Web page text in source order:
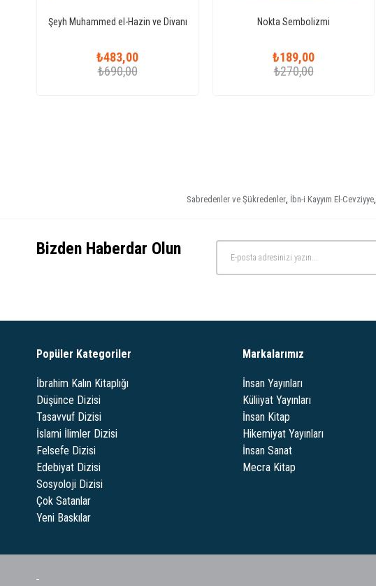
Şeyh Muhammed el-Hazin ve Divanı
₺483,00
₺690,00
Nokta Sembolizmi
₺189,00
₺270,00
Sabredenler ve Şükredenler, İbn-i Kayyım El-Cevziyye,
Bizden Haberdar Olun
Popüler Kategoriler
İbrahim Kalın Kitaplığı
Düşünce Dizisi
Tasavvuf Dizisi
İslami İlimler Dizisi
Felsefe Dizisi
Edebiyat Dizisi
Sosyoloji Dizisi
Çok Satanlar
Yeni Baskılar
Markalarımız
İnsan Yayınları
Küliiyat Yayınları
İnsan Kitap
Hikemiyat Yayınları
İnsan Sanat
Mecra Kitap